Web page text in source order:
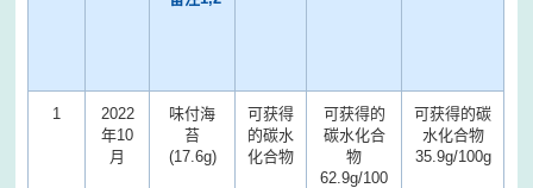
1
2022
年10
月
味付海
苔
(17.6g)
可获得
的碳水
化合物
可获得的
碳水化合
物
62.9g/100
可获得的碳
水化合物
35.9g/100g